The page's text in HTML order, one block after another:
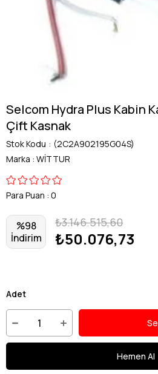
Selcom Hydra Plus Kabin
Çift Kasnak
Stok Kodu
(2C2A902195G04S)
Marka : WİTTUR
Para Puan : 0
%98
İndirim
₺3.146.515,60
₺50.076,73
Adet